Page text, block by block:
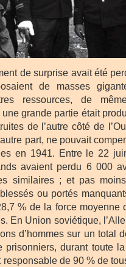
de surprise avait été
de masses
ressources, de
grande partie était
de l’autre côté de
part, ne pouvait
en 1941. Entre le 22
avaient perdu 6 000
similaires ; et pas
ou portés
% de la force moyenne
En Union soviétique,
d’hommes sur un total
prisonniers, durant toute
responsable de 90 % de